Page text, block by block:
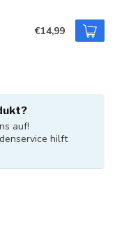
€14,99
auf!
hilft